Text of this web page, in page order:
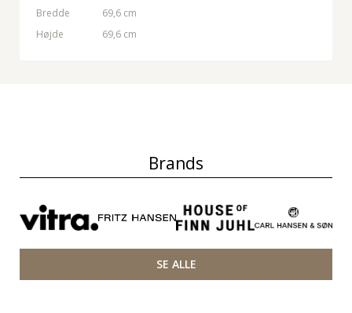
Bredde
69,6 cm
Højde
69,6 cm
Brands
SE ALLE